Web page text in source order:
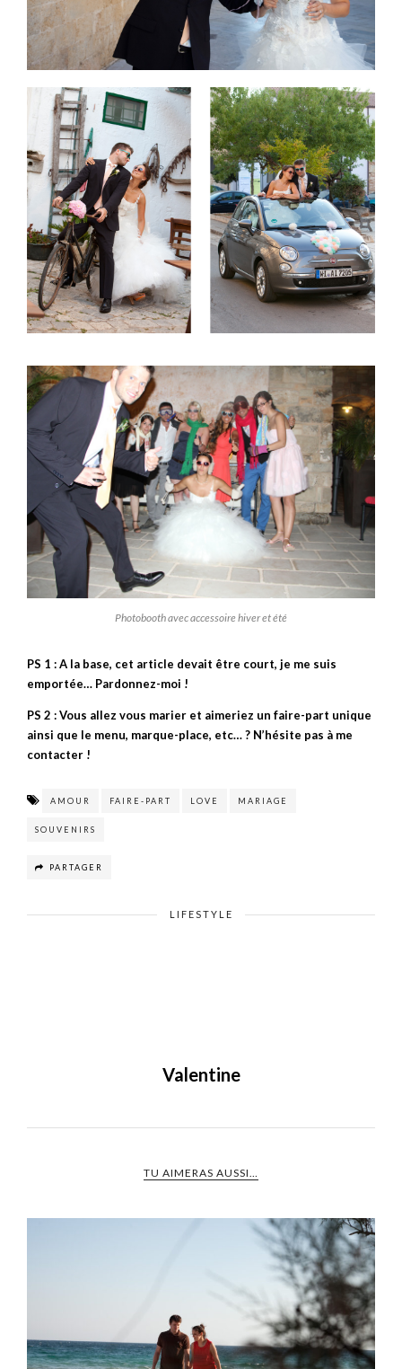
Photobooth avec accessoire hiver et été
PS 1 : A la base, cet article devait être court, je me suis
emportée… Pardonnez-moi !
PS 2 : Vous allez vous marier et aimeriez un faire-part unique
ainsi que le menu, marque-place, etc… ? N’hésite pas à me
contacter !
AMOUR FAIRE-PART LOVE MARIAGE
SOUVENIRS
PARTAGER
LIFESTYLE
Valentine
TU AIMERAS AUSSI…